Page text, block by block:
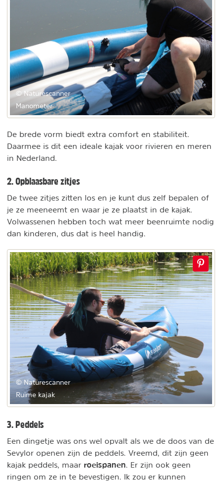
© Naturescanner
Manometer
De brede vorm biedt extra comfort en stabiliteit.
Daarmee is dit een ideale kajak voor rivieren en meren
in Nederland.
2. Opblaasbare zitjes
De twee zitjes zitten los en je kunt dus zelf bepalen of
je ze meeneemt en waar je ze plaatst in de kajak.
Volwassenen hebben toch wat meer beenruimte nodig
dan kinderen, dus dat is heel handig.
© Naturescanner
Ruime kajak
3. Peddels
Een dingetje was ons wel opvalt als we de doos van de
Sevylor openen zijn de peddels. Vreemd, dit zijn geen
kajak peddels, maar roeispanen . Er zijn ook geen
ringen om ze in te bevestigen. Ik zou er kunnen